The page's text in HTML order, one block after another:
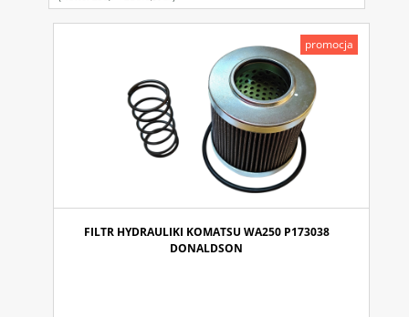
FILTR HYDRAULIKI KOMATSU WA250 P173038
DONALDSON
promocja